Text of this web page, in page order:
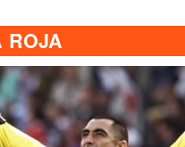
ROJA